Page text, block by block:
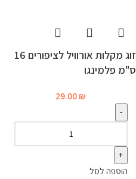
זוג מקלות אורוויל לציפורים 16
ס"מ פלמינגו
29.00 ₪
הוספה לסל